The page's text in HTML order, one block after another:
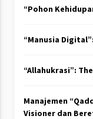
“Pohon
“Manusia
“Allahukrasi”:
Manajemen
Visioner dan